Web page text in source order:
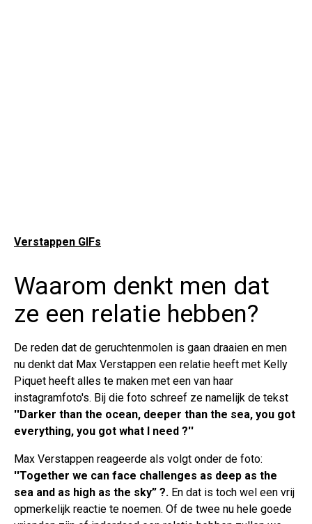
Verstappen GIFs
Waarom denkt men dat
ze een relatie hebben?
De reden dat de geruchtenmolen is gaan draaien en men
nu denkt dat Max Verstappen een relatie heeft met Kelly
Piquet heeft alles te maken met een van haar
instagramfoto's. Bij die foto schreef ze namelijk de tekst
''Darker than the ocean, deeper than the sea, you got
everything, you got what I need ?''
Max Verstappen reageerde als volgt onder de foto:
''Together we can face challenges as deep as the
sea and as high as the sky” ?. En dat is toch wel een vrij
opmerkelijk reactie te noemen. Of de twee nu hele goede